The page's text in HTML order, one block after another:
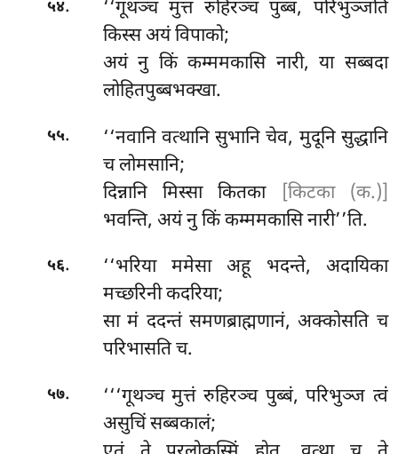
५४. ‘‘गूथञ्चमुत्तं रुहिरञ्च पुब्बं, परिभुञ्जति
किस्स अयं विपाको;
अयं नु किं कम्ममकासि नारी, या सब्बदा
लोहितपुब्बभक्खा.
५५.
‘‘नवानि वत्थानि सुभानि चेव, मुदूनि सुद्धानि
च लोमसानि;
दिन्नानि मिस्सा कितका
[किटका (क.)]
भवन्ति, अयं नु किं कम्ममकासि नारी’’ति.
५६.
‘‘भरिया ममेसा अहू भदन्ते, अदायिका
मच्छरिनी कदरिया;
सा मं ददन्तं समणब्राह्मणानं, अक्कोसति च
परिभासति च.
५७.
‘‘‘गूथञ्च मुत्तं रुहिरञ्च पुब्बं, परिभुञ्ज त्वं
असुचिं सब्बकालं;